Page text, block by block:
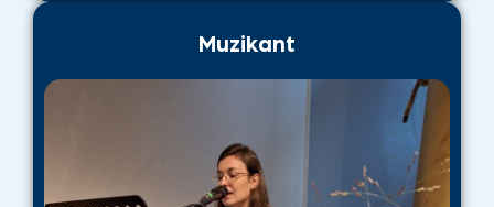
Muzikant